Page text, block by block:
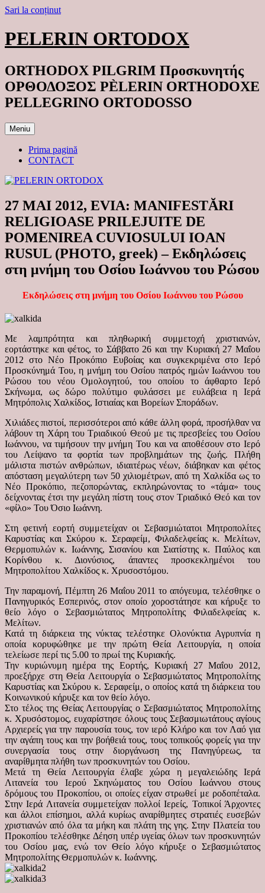
Sari la conținut
PELERIN ORTODOX
ORTHODOX PILGRIM Προσκυνητής
ΟΡΘΟΔΟΞΟΣ PÈLERIN ORTHODOXE
PELLEGRINO ORTODOSSO
Meniu
Prima pagină
CONTACT
27 MAI 2012, EVIA: MANIFESTĂRI
RELIGIOASE PRILEJUITE DE
POMENIREA CUVIOSULUI IOAN
RUSUL (PHOTO, greek) – Εκδηλώσεις
στη μνήμη του Οσίου Ιωάννου του Ρώσου
Εκδηλώσεις στη μνήμη του Οσίου Ιωάννου του Ρώσου
Με λαμπρότητα και πληθωρική συμμετοχή χριστιανών,
εορτάστηκε και φέτος, το Σάββατο 26 και την Κυριακή 27 Μαΐου
2012 στο Νέο Προκόπιο Ευβοίας και συγκεκριμένα στο Ιερό
Προσκύνημά Του, η μνήμη του Οσίου πατρός ημών Ιωάννου του
Ρώσου του νέου Ομολογητού, του οποίου το άφθαρτο Ιερό
Σκήνωμα, ως δώρο πολύτιμο φυλάσσει με ευλάβεια η Ιερά
Μητρόπολις Χαλκίδος, Ιστιαίας και Βορείων Σποράδων.
Χιλιάδες πιστοί, περισσότεροι από κάθε άλλη φορά, προσήλθαν να
λάβουν τη Χάρη του Τριαδικού Θεού με τις πρεσβείες του Οσίου
Ιωάννου, να τιμήσουν την μνήμη Του και να αποθέσουν στο Ιερό
του Λείψανο τα φορτία των προβλημάτων της ζωής. Πλήθη
μάλιστα πιστών ανθρώπων, ιδιαιτέρως νέων, διάβηκαν και φέτος
απόσταση μεγαλύτερη των 50 χιλιομέτρων, από τη Χαλκίδα ως το
Νέο Προκόπιο, πεζοπορώντας, εκπληρώνοντας το «τάμα» τους
δείχνοντας έτσι την μεγάλη πίστη τους στον Τριαδικό Θεό και τον
«φίλο» Του Όσιο Ιωάννη.
Στη φετινή εορτή συμμετείχαν οι Σεβασμιώτατοι Μητροπολίτες
Καρυστίας και Σκύρου κ. Σεραφείμ, Φιλαδελφείας κ. Μελίτων,
Θερμοπυλών κ. Ιωάννης, Σισανίου και Σιατίστης κ. Παύλος και
Κορίνθου κ. Διονύσιος, άπαντες προσκεκλημένοι του
Μητροπολίτου Χαλκίδος κ. Χρυσοστόμου.
Την παραμονή, Πέμπτη 26 Μαΐου 2011 το απόγευμα, τελέσθηκε ο
Πανηγυρικός Εσπερινός, στον οποίο χοροστάτησε και κήρυξε το
θείο λόγο ο Σεβασμιώτατος Μητροπολίτης Φιλαδελφείας κ.
Μελίτων.
Κατά τη διάρκεια της νύκτας τελέστηκε Ολονύκτια Αγρυπνία η
οποία κορυφώθηκε με την πρώτη Θεία Λειτουργία, η οποία
τελείωσε περί τις 5.00 το πρωί της Κυριακής.
Την κυριώνυμη ημέρα της Εορτής, Κυριακή 27 Μαΐου 2012,
προεξήρχε στη Θεία Λειτουργία ο Σεβασμιώτατος Μητροπολίτης
Καρυστίας και Σκύρου κ. Σεραφείμ, ο οποίος κατά τη διάρκεια του
Κοινωνικού κήρυξε και τον θείο λόγο.
Στο τέλος της Θείας Λειτουργίας ο Σεβασμιώτατος Μητροπολίτης
κ. Χρυσόστομος, ευχαρίστησε όλους τους Σεβασμιωτάτους αγίους
Αρχιερείς για την παρουσία τους, τον ιερό Κλήρο και τον Λαό για
την αγάπη τους και την βοήθειά τους, τους τοπικούς φορείς για την
συνεργασία τους στην διοργάνωση της Πανηγύρεως, τα
αναρίθμητα πλήθη των προσκυνητών του Οσίου.
Μετά τη Θεία Λειτουργία έλαβε χώρα η μεγαλειώδης Ιερά
Λιτανεία του Ιερού Σκηνώματος του Οσίου Ιωάννου στους
δρόμους του Προκοπίου, οι οποίες είχαν στρωθεί με ροδοπέταλα.
Στην Ιερά Λιτανεία συμμετείχαν πολλοί Ιερείς, Τοπικοί Άρχοντες
και άλλοι επίσημοι, αλλά κυρίως αναρίθμητες στρατιές ευσεβών
χριστιανών από όλα τα μήκη και πλάτη της γης. Στην Πλατεία του
Προκοπίου τελέσθηκε Δέηση υπέρ υγείας όλων των προσκυνητών
του Οσίου μας, ενώ τον Θείο λόγο κήρυξε ο Σεβασμιώτατος
Μητροπολίτης Θερμοπυλών κ. Ιωάννης.